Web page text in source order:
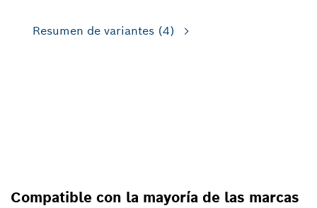
Resumen de variantes (4)
Compatible con la mayoría de las marcas